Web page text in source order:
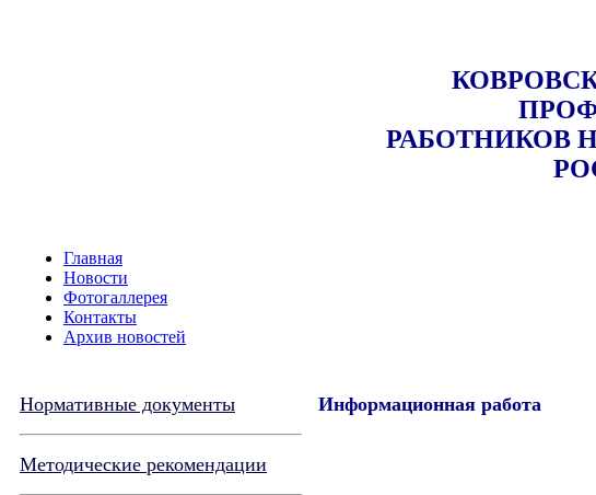
РАБОТНИКОВ
Главная
Новости
Фотогаллерея
Контакты
Архив новостей
Нормативные документы
Методические рекомендации
Информационная работа